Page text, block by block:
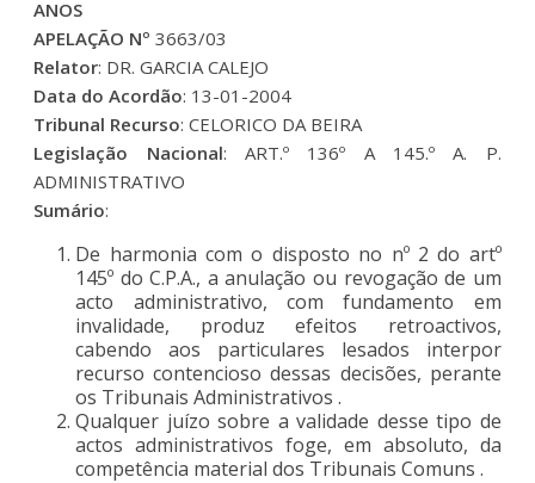
ANOS
APELAÇÃO Nº 3663/03
Relator: DR. GARCIA CALEJO
Data do Acordão: 13-01-2004
Tribunal Recurso: CELORICO DA BEIRA
Legislação Nacional: ART.º 136º A 145.º A. P.
ADMINISTRATIVO
Sumário:
De harmonia com o disposto no nº 2 do artº
145º do C.P.A., a anulação ou revogação de um
acto administrativo, com fundamento em
invalidade, produz efeitos retroactivos,
cabendo aos particulares lesados interpor
recurso contencioso dessas decisões, perante
os Tribunais Administrativos .
Qualquer juízo sobre a validade desse tipo de
actos administrativos foge, em absoluto, da
competência material dos Tribunais Comuns .